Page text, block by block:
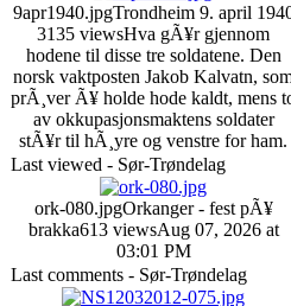
9apr1940.jpgTrondheim 9. april
3135 viewsHva gÃ¥r gjennom
hodene til disse tre soldatene. Den
norsk vaktposten Jakob Kalvatn,
prÃ¸ver Ã¥ holde hode kaldt, mens
av okkupasjonsmaktens soldater
stÃ¥r til hÃ¸yre og venstre for ham.
Last viewed - Sør-Trøndelag
ork-080.jpgOrkanger - fest pÃ¥
brakka613 viewsAug 07, 2026 at
03:01 PM
Last comments - Sør-Trøndelag